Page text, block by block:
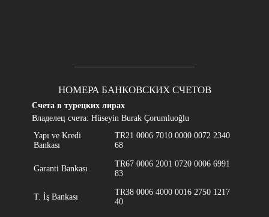
НОМЕРА БАНКОВСКИХ СЧЕТОВ
Счета в турецких лирах
Владелец счета: Hüseyin Burak Çorumluoğlu
Yapı ve Kredi
Bankası
TR21 0006 7010 0000 0072 2340
68
Garanti Bankası
TR67 0006 2001 0720 0006 6991
83
T. İş Bankası
TR38 0006 4000 0016 2750 1217
40